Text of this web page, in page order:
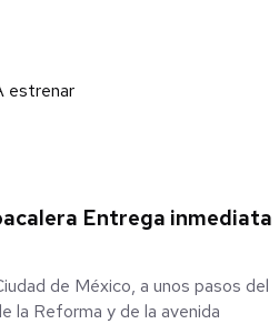
estrenar
Entrega inmediata
de México, a unos pasos del
la Reforma y de la avenida